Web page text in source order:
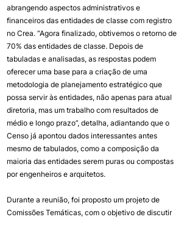
abrangendo aspectos administrativos e
financeiros das entidades de classe com registro
no Crea. “Agora finalizado, obtivemos o retorno de
70% das entidades de classe. Depois de
tabuladas e analisadas, as respostas podem
oferecer uma base para a criação de uma
metodologia de planejamento estratégico que
possa servir às entidades, não apenas para atual
diretoria, mas um trabalho com resultados de
médio e longo prazo”, detalha, adiantando que o
Censo já apontou dados interessantes antes
mesmo de tabulados, como a composição da
maioria das entidades serem puras ou compostas
por engenheiros e arquitetos.
Durante a reunião, foi proposto um projeto de
Comissões Temáticas, com o objetivo de discutir